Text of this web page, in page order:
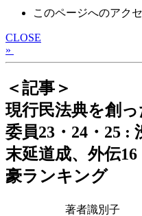
このページへのアク
CLOSE
»
＜記事＞
現行民法典を創
委員23・24・25 :
末延道成、外伝
豪ランキング
著者識別子